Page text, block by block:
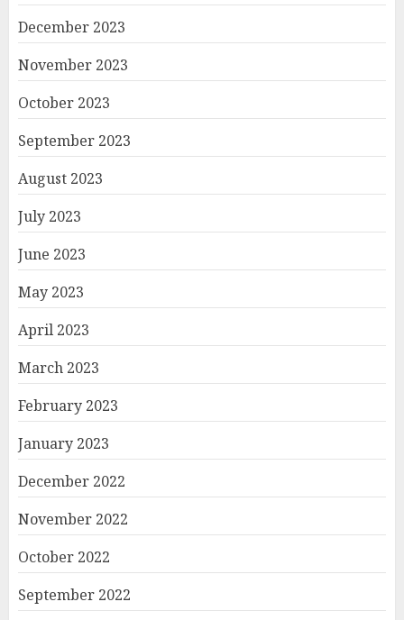
December 2023
November 2023
October 2023
September 2023
August 2023
July 2023
June 2023
May 2023
April 2023
March 2023
February 2023
January 2023
December 2022
November 2022
October 2022
September 2022